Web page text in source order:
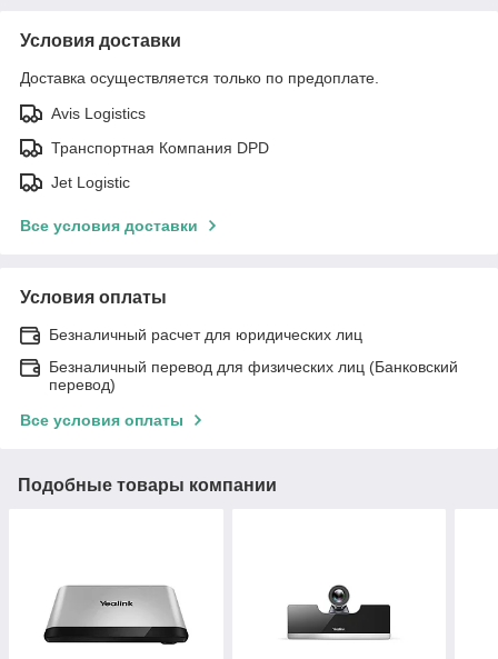
Условия доставки
Доставка осуществляется только по предоплате.
Avis Logistics
Транспортная Компания DPD
Jet Logistic
Все условия доставки
Условия оплаты
Безналичный расчет для юридических лиц
Безналичный перевод для физических лиц (Банковский
перевод)
Все условия оплаты
Подобные товары компании